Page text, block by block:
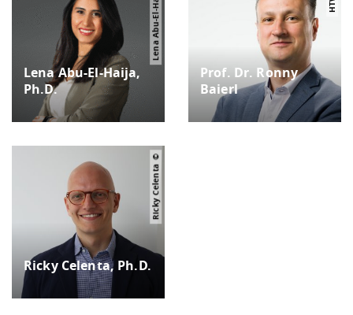
Lena Abu-El-Haija,
Ph.D.
Lena Abu-El-Haija
Prof. Dr. Ronny
Baierl
Ricky Celenta, Ph.D.
Ricky Celenta